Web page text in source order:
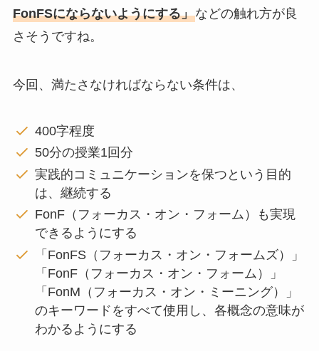
FonFSにならないようにする」などの触れ方が良
さそうですね。
今回、満たさなければならない条件は、
400字程度
50分の授業1回分
実践的コミュニケーションを保つという目的
は、継続する
FonF（フォーカス・オン・フォーム）も実現
できるようにする
「FonFS（フォーカス・オン・フォームズ）」
「FonF（フォーカス・オン・フォーム）」
「FonM（フォーカス・オン・ミーニング）」
のキーワードをすべて使用し、各概念の意味が
わかるようにする